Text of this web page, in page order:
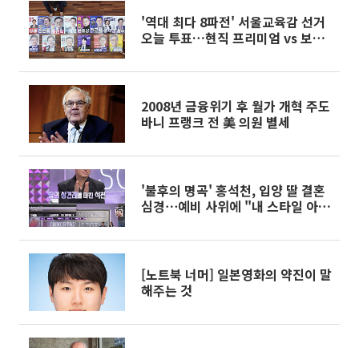
'역대 최다 8파전' 서울교육감 선거
오늘 투표…현직 프리미엄 vs 보수
2008년 금융위기 후 월가 개혁 주도
바니 프랭크 전 美 의원 별세
'불후의 명곡' 홍석천, 입양 딸 결혼
심경⋯예비 사위에 "내 스타일 아니
[노트북 너머] 일본영화의 약진이 말
해주는 것